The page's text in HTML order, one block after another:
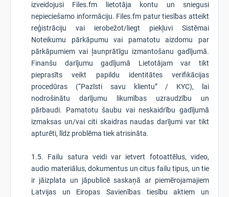
izveidojusi Files.fm lietotāja kontu un sniegusi
nepieciešamo informāciju. Files.fm patur tiesības atteikt
reģistrāciju vai ierobežot/liegt piekļuvi Sistēmai
Noteikumu pārkāpumu vai pamatotu aizdomu par
pārkāpumiem vai ļaunprātīgu izmantošanu gadījumā.
Finanšu darījumu gadījumā Lietotājam var tikt
pieprasīts veikt papildu identitātes verifikācijas
procedūras (“Pazīsti savu klientu” / KYC), lai
nodrošinātu darījumu likumības uzraudzību un
pārbaudi. Pamatotu šaubu vai neskaidrību gadījumā
izmaksas un/vai citi skaidras naudas darījumi var tikt
apturēti, līdz problēma tiek atrisināta.
1.5. Failu satura veidi var ietvert fotoattēlus, video,
audio materiālus, dokumentus un citus failu tipus, un tie
ir jāizplata un jāpublicē saskaņā ar piemērojamajiem
Latvijas un Eiropas Savienības tiesību aktiem un